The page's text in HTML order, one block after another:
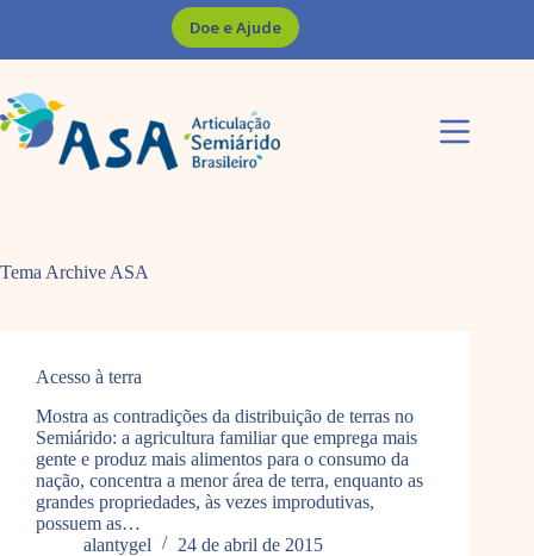
Doe e Ajude
Tema Archive ASA
Acesso à terra
Mostra as contradições da distribuição de terras no
Semiárido: a agricultura familiar que emprega mais
gente e produz mais alimentos para o consumo da
nação, concentra a menor área de terra, enquanto as
grandes propriedades, às vezes improdutivas,
possuem as…
alantygel
24 de abril de 2015